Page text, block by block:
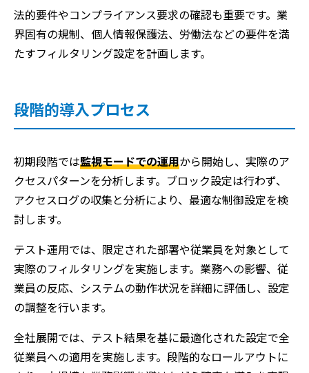
法的要件やコンプライアンス要求の確認も重要です。業
界固有の規制、個人情報保護法、労働法などの要件を満
たすフィルタリング設定を計画します。
段階的導入プロセス
初期段階では監視モードでの運用から開始し、実際のア
クセスパターンを分析します。ブロック設定は行わず、
アクセスログの収集と分析により、最適な制御設定を検
討します。
テスト運用では、限定された部署や従業員を対象として
実際のフィルタリングを実施します。業務への影響、従
業員の反応、システムの動作状況を詳細に評価し、設定
の調整を行います。
全社展開では、テスト結果を基に最適化された設定で全
従業員への適用を実施します。段階的なロールアウトに